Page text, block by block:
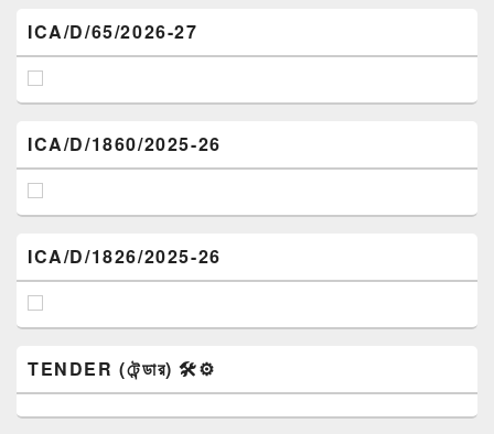
ICA/D/65/2026-27
ICA/D/1860/2025-26
ICA/D/1826/2025-26
TENDER (টেন্ডার) 🛠️⚙️